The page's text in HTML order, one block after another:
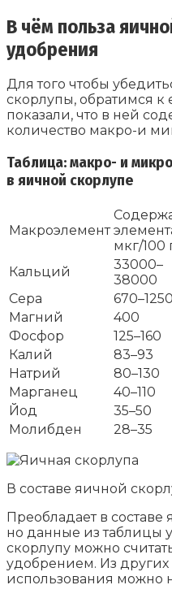
В чём польза
удобрения
Для того чтобы
скорлупы, обратимся к
показали, что в ней
количество макро-и
Таблица: макро- и
в яичной скорлупе
Макроэлемент
мкг/100
Кальций
33000–
38000
Сера
670–1250
Магний
400
Фосфор
125–160
Калий
83–93
Натрий
80–130
Марганец
40–110
Йод
35–50
Молибден
28–35
В составе яичной
Преобладает в
но данные из таблицы
скорлупу можно
удобрением. Из других
использования можно